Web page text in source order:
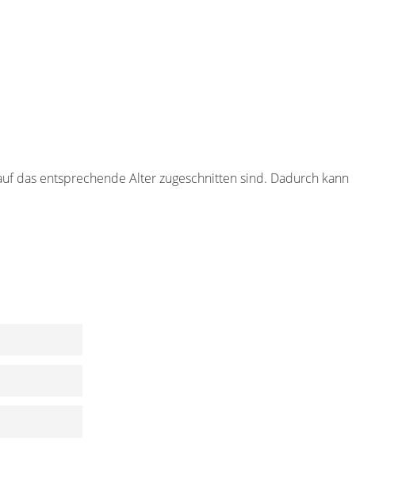
das entsprechende Alter zugeschnitten sind. Dadurch kann